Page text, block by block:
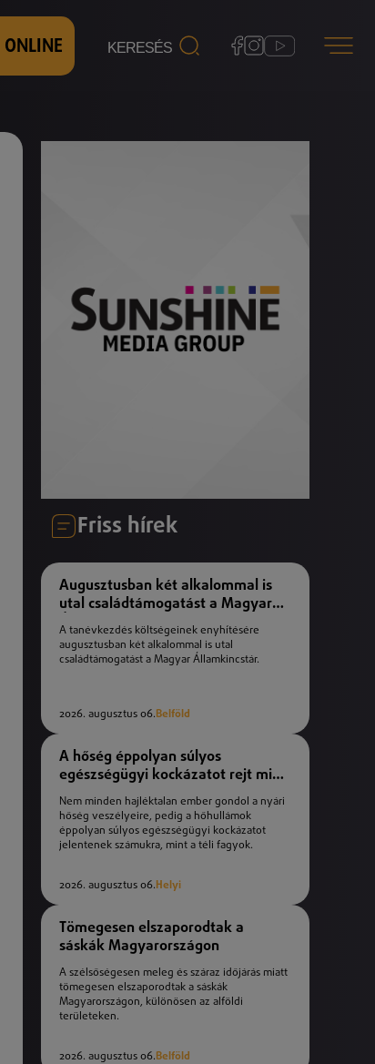
ONLINE
Friss hírek
Augusztusban két alkalommal is
utal családtámogatást a Magyar
Államkincstár
A tanévkezdés költségeinek enyhítésére
augusztusban két alkalommal is utal
családtámogatást a Magyar Államkincstár.
2026. augusztus 06.Belföld
A hőség éppolyan súlyos
egészségügyi kockázatot rejt mint
a téli fagyok
Nem minden hajléktalan ember gondol a nyári
hőség veszélyeire, pedig a hőhullámok
éppolyan súlyos egészségügyi kockázatot
jelentenek számukra, mint a téli fagyok.
2026. augusztus 06. Helyi
Tömegesen elszaporodtak a
sáskák Magyarországon
A szélsőségesen meleg és száraz időjárás miatt
tömegesen elszaporodtak a sáskák
Magyarországon, különösen az alföldi
területeken.
2026. augusztus 06.Belföld